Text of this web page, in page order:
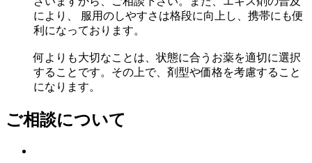
により、 服用のしやすさは格段に向上し、携帯にも便
利になっております。
何よりも大切なことは、状態に合うお薬を適切に選択
することです。その上で、剤型や価格を考慮すること
になります。
ご相談について